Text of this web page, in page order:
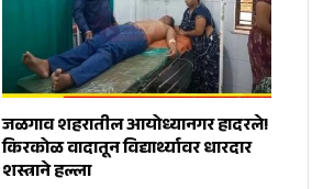
जळगाव शहरातील आयोध्यानगर हादरले!
किरकोळ वादातून विद्यार्थ्यावर धारदार
शस्त्राने हल्ला